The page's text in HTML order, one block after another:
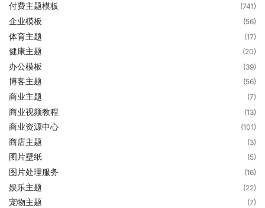
付费主题模板 (741)
企业模板 (56)
体育主题 (17)
健康主题 (20)
办公模板 (39)
博客主题 (56)
商业主题 (7)
商业视频教程 (13)
商业资源中心 (101)
商店主题 (3)
图片壁纸 (5)
图片处理服务 (16)
娱乐主题 (22)
宠物主题 (7)